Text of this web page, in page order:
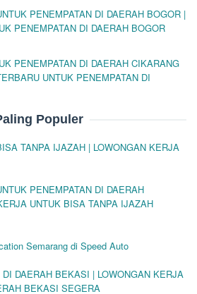
PENEMPATAN DI DAERAH BOGOR |
PENEMPATAN DI DAERAH BOGOR
PENEMPATAN DI DAERAH CIKARANG
UNTUK PENEMPATAN DI
Populer
TANPA IJAZAH | LOWONGAN KERJA
PENEMPATAN DI DAERAH
UNTUK BISA TANPA IJAZAH
Semarang di Speed Auto
DAERAH BEKASI | LOWONGAN KERJA
BEKASI SEGERA